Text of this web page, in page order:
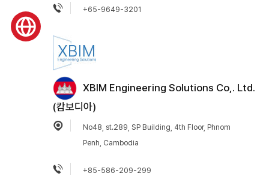
+65-9649-3201
XBIM Engineering Solutions Co,. Ltd.
(캄보디아)
No48, st.289, SP Building, 4th Floor, Phnom
Penh, Cambodia
+85-586-209-299